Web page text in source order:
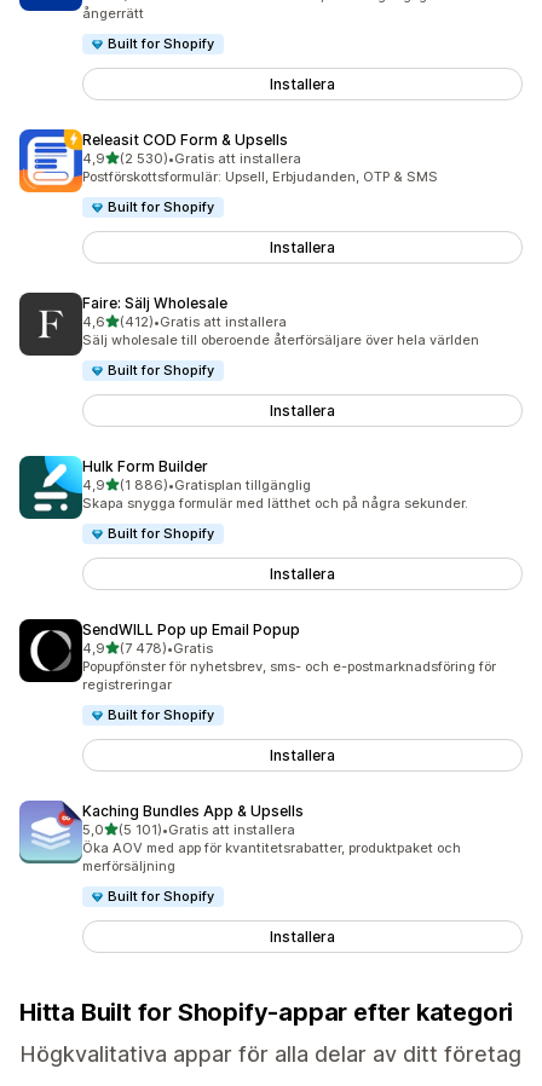
ångerrätt
Built for Shopify
Installera
Releasit COD Form & Upsells
4,9av 5 stjärnor
(2 530)
2530 recensioner totalt
•Gratis att installera
Postförskottsformulär: Upsell, Erbjudanden, OTP & SMS
Built for Shopify
Installera
Faire: Sälj Wholesale
4,6av 5 stjärnor
(412)
412 recensioner totalt
•Gratis att installera
Sälj wholesale till oberoende återförsäljare över hela världen
Built for Shopify
Installera
Hulk Form Builder
4,9av 5 stjärnor
(1 886)
1886 recensioner totalt
•Gratisplan tillgänglig
Skapa snygga formulär med lätthet och på några sekunder.
Built for Shopify
Installera
SendWILL Pop up Email Popup
4,9av 5 stjärnor
(7 478)
7478 recensioner totalt
•Gratis
Popupfönster för nyhetsbrev, sms- och e-postmarknadsföring för
registreringar
Built for Shopify
Installera
Kaching Bundles App & Upsells
5,0av 5 stjärnor
(5 101)
5101 recensioner totalt
•Gratis att installera
Öka AOV med app för kvantitetsrabatter, produktpaket och
merförsäljning
Built for Shopify
Installera
Hitta Built for Shopify-appar efter kategori
Högkvalitativa appar för alla delar av ditt företag